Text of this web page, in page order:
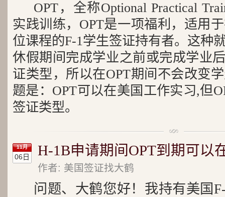
OPT，全称Optional Practical
实践训练，OPT是一项福利，适用
位课程的F-1学生签证持有者。这种
休假期间完成学业之前或完成学业
证类型，所以在OPT期间不会改变
题是：OPT可以在美国工作实习,但
签证类型。
11月
06日 H-1B申请期间OPT到期可以
作者: 美国签证找大鹤
问题、大鹤您好！我持有美国